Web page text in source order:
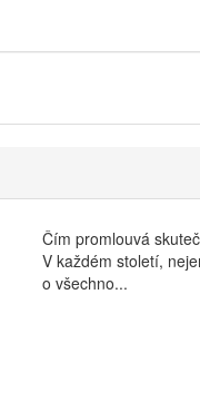
Čím promlouvá
V každém století,
o všechno...